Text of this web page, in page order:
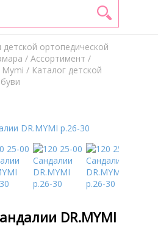
ортопедической
/ Aссортимент /
/ Каталог детской
DR.MYMI